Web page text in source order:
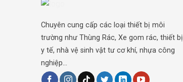
Chuyên cung cấp các loại thiết bị môi
trường như Thùng Rác, Xe gom rác, thiết bị
y tế, nhà vệ sinh vật tư cơ khí, nhựa công
nghiệp...